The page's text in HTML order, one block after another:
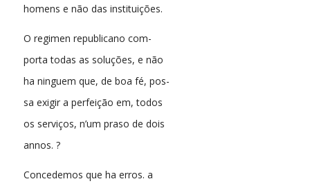
homens e não das instituições.
O regimen republicano com-
porta todas as soluções, e não
ha ninguem que, de boa fé, pos-
sa exigir a perfeição em, todos
os serviços, n’um praso de dois
annos. ?
Concedemos que ha erros. a